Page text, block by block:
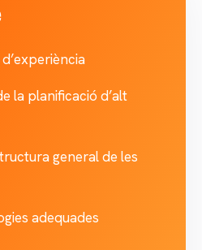
la planificació d’alt
general de les
adequades